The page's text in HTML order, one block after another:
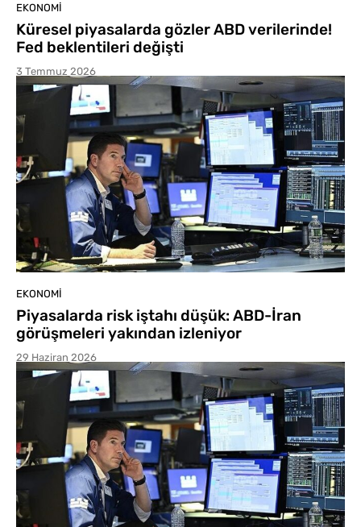
EKONOMI
Küresel piyasalarda gözler ABD verilerinde!
Fed beklentileri değişti
3 Temmuz 2026
EKONOMI
Piyasalarda risk iştahı düşük: ABD-İran
görüşmeleri yakından izleniyor
29 Haziran 2026